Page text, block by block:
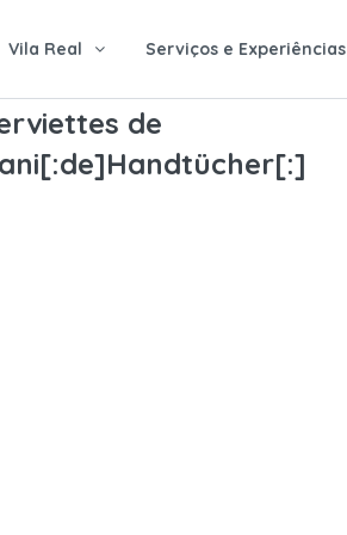
Vila Real Serviços e Experiências
de